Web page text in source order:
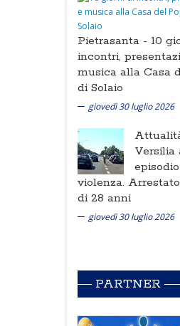
Pietrasanta - 10
incontri,
musica alla Casa
di Solaio
giovedì 30 luglio 2026
Versilia
violenza.
di 28 anni
giovedì 30 luglio 2026
PARTNER